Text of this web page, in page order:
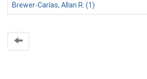
Brewer-Carías, Allan R. (1)